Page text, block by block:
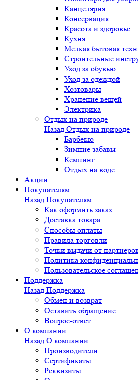
Канцелярия
Консервация
Красота и здоровье
Кухня
Мелкая бытовая
Строительные
Уход за обувью
Уход за одеждой
Хозтовары
Хранение вещей
Электрика
Отдых на природе
Назад Отдых на природе
Барбекю
Зимние забавы
Кемпинг
Отдых на воде
Акции
Покупателям
Назад Покупателям
Как оформить заказ
Доставка товара
Способы оплаты
Правила торговли
Точки выдачи от
Политика
Пользовательское
Поддержка
Назад Поддержка
Обмен и возврат
Оставить обращение
Вопрос-ответ
О компании
Назад О компании
Производители
Сертификаты
Реквизиты